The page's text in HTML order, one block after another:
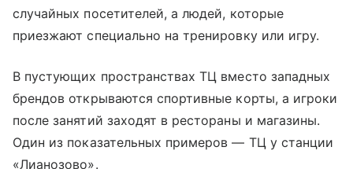
случайных посетителей, а людей, которые
приезжают специально на тренировку или игру.
В пустующих пространствах ТЦ вместо западных
брендов открываются спортивные корты, а игроки
после занятий заходят в рестораны и магазины.
Один из показательных примеров — ТЦ у станции
«Лианозово».